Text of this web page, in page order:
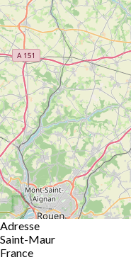
Adresse
Saint-Maur
France